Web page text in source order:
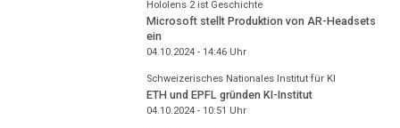
Hololens 2 ist Geschichte
Microsoft stellt Produktion von AR-Headsets
ein
04.10.2024 - 14:46Uhr
Schweizerisches Nationales Institut für KI
ETH und EPFL gründen KI-Institut
04.10.2024 - 10:51 Uhr